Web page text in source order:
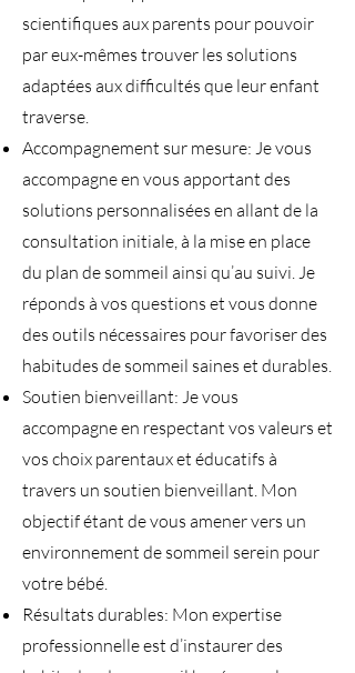
scientifiques aux parents pour pouvoir
par eux-mêmes trouver les solutions
adaptées aux difficultés que leur enfant
traverse.
Accompagnement sur mesure: Je vous
accompagne en vous apportant des
solutions personnalisées en allant de la
consultation initiale, à la mise en place
du plan de sommeil ainsi qu’au suivi. Je
réponds à vos questions et vous donne
des outils nécessaires pour favoriser des
habitudes de sommeil saines et durables.
Soutien bienveillant: Je vous
accompagne en respectant vos valeurs et
vos choix parentaux et éducatifs à
travers un soutien bienveillant. Mon
objectif étant de vous amener vers un
environnement de sommeil serein pour
votre bébé.
Résultats durables: Mon expertise
professionnelle est d’instaurer des